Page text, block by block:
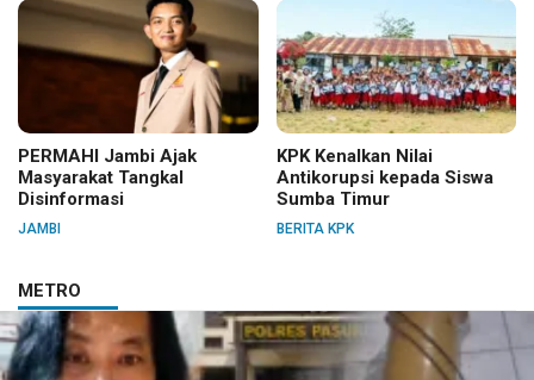
PERMAHI Jambi Ajak
Masyarakat Tangkal
Disinformasi
JAMBI
KPK Kenalkan Nilai
Antikorupsi kepada Siswa
Sumba Timur
BERITA KPK
METRO